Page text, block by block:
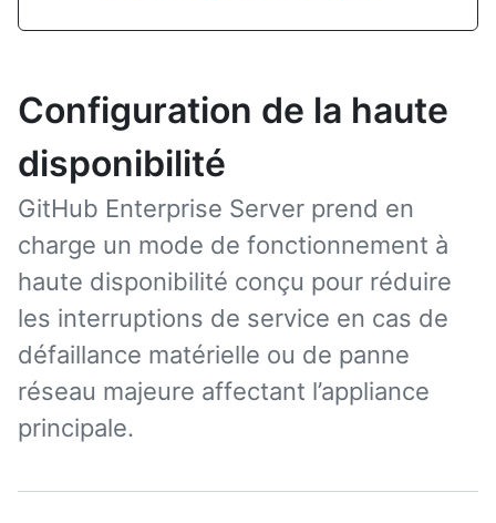
Configuration de la haute
disponibilité
GitHub Enterprise Server prend en
charge un mode de fonctionnement à
haute disponibilité conçu pour réduire
les interruptions de service en cas de
défaillance matérielle ou de panne
réseau majeure affectant l’appliance
principale.